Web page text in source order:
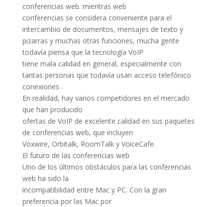
conferencias web. mientras web
conferencias se considera conveniente para el
intercambio de documentos, mensajes de texto y
pizarras y muchas otras funciones, mucha gente
todavía piensa que la tecnología VoIP
tiene mala calidad en general, especialmente con
tantas personas que todavía usan acceso telefónico
conexiones .
En realidad, hay varios competidores en el mercado
que han producido
ofertas de VoIP de excelente calidad en sus paquetes
de conferencias web, que incluyen
Voxwire, Orbitalk, RoomTalk y VoiceCafe.
El futuro de las conferencias web
Uno de los últimos obstáculos para las conferencias
web ha sido la
incompatibilidad entre Mac y PC. Con la gran
preferencia por las Mac por